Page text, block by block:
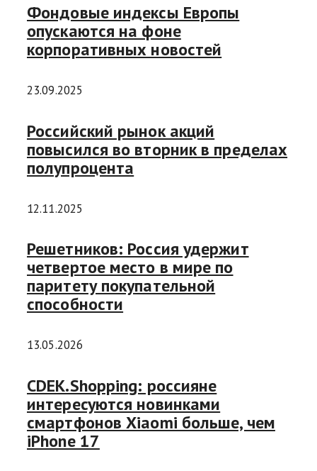
Фондовые индексы Европы
опускаются на фоне
корпоративных новостей
23.09.2025
Российский рынок акций
повысился во вторник в пределах
полупроцента
12.11.2025
Решетников: Россия удержит
четвертое место в мире по
паритету покупательной
способности
13.05.2026
CDEK.Shopping: россияне
интересуются новинками
смартфонов Xiaomi больше, чем
iPhone 17